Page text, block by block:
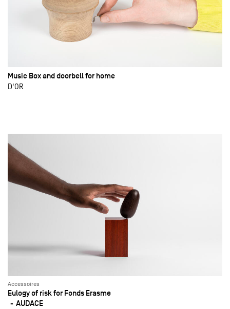
Music Box and doorbell for home
D'OR
Accessoires
Eulogy of risk for Fonds Erasme
AUDACE